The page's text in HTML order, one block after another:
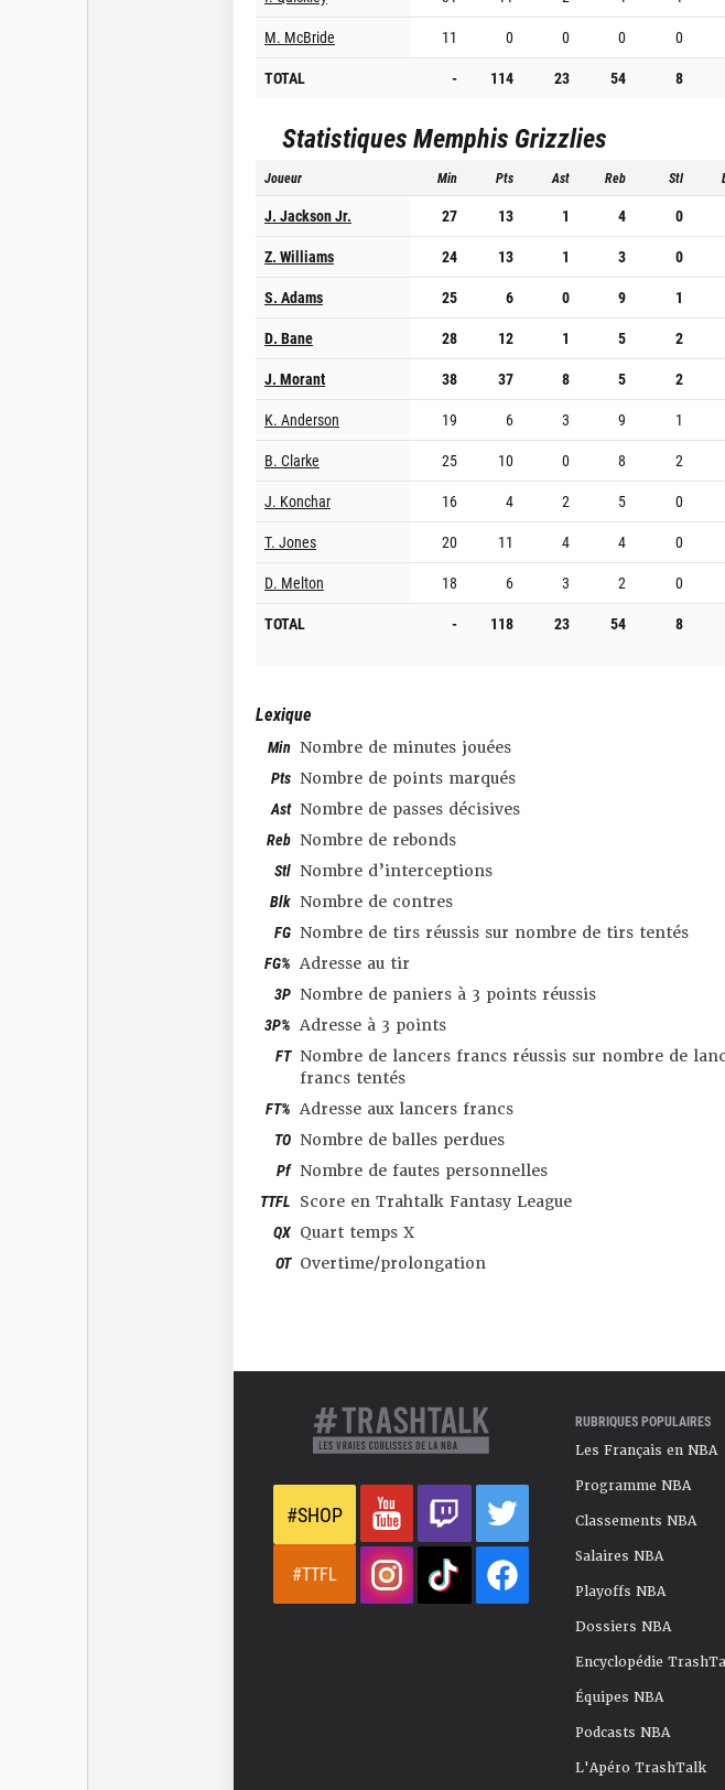
M. McBride
11 0 0 0 0
TOTAL
- 114 23 54 8
StatistiquesMemphis Grizzlies
Joueur Min Pts Ast Reb Stl
J. Jackson Jr. 27 13 1 4 0
Z. Williams
24 13 1 3 0
S. Adams
25 6 0 9 1
D. Bane
28 12 1 5 2
J. Morant
38 37 8 5 2
K. Anderson
19 6 3 9 1
B. Clarke
25 10 0 8 2
J. Konchar
16 4 2 5 0
T. Jones
20 11 4 4 0
D. Melton
18 6 3 2 0
TOTAL
- 118 23 54 8
Lexique
Min Nombre de minutes jouées
Pts Nombre de points marqués
Ast Nombre de passes décisives
Reb Nombre de rebonds
Stl Nombre d’interceptions
Blk Nombre de contres
FG Nombre de tirs réussis sur nombre de tirs tentés
FG% Adresse au tir
3P Nombre de paniers à 3 points réussis
3P% Adresse à 3 points
FT Nombre de lancers francs réussis sur nombre de
francs tentés
FT% Adresse aux lancers francs
TO Nombre de balles perdues
Pf Nombre de fautes personnelles
TTFL Score en Trahtalk Fantasy League
QX Quart temps X
OT Overtime/prolongation
#SHOP
#TTFL
RUBRIQUES POPULAIRES
Les Français en NBA
Programme NBA
Classements NBA
Salaires NBA
Playoffs NBA
Dossiers NBA
Encyclopédie
Équipes NBA
Podcasts NBA
L'Apéro TrashTalk